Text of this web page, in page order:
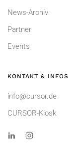
News-Archiv
Partner
Events
KONTAKT & INFOS
info@cursor.de
CURSOR-Kiosk